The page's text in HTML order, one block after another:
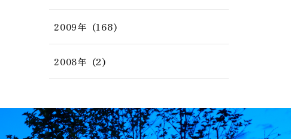
2009年 (168)
2008年 (2)